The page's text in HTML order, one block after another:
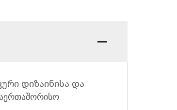
დიზაინისა და